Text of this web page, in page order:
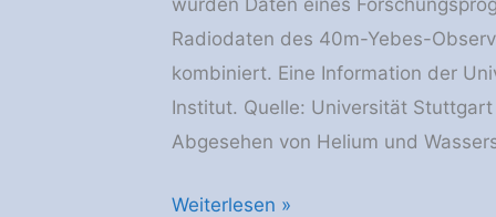
wurden Daten eines
Radiodaten des 40m-Yebes-
kombiniert. Eine Information der
Institut. Quelle: Universität
Abgesehen von Helium und
FEEDBACK
Weiterlesen »